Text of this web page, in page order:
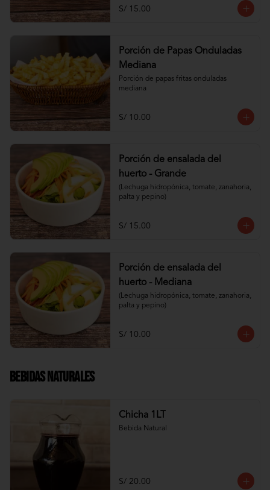
S/ 15.00
Porción de Papas Onduladas
Mediana
Porción de papas fritas onduladas
mediana
S/ 10.00
Porción de ensalada del
huerto - Grande
(Lechuga hidropónica, tomate, zanahoria,
palta y pepino)
S/ 15.00
Porción de ensalada del
huerto - Mediana
(Lechuga hidropónica, tomate, zanahoria,
palta y pepino)
S/ 10.00
Bebidas Naturales
Chicha 1LT
Bebida Natural
S/ 20.00